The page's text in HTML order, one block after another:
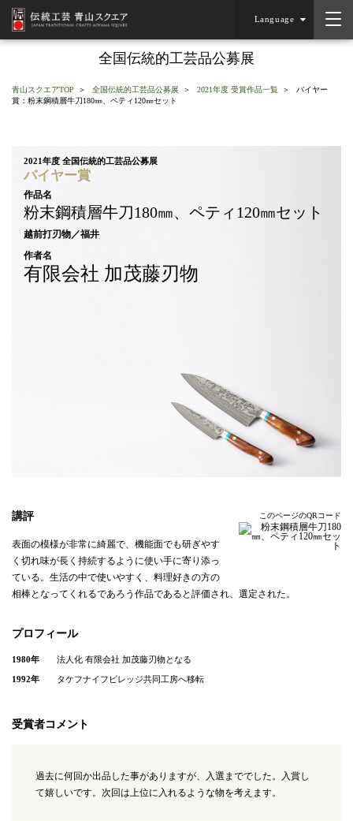
Language
全国伝統的工芸品公募展
青山スクエアTOP 全国伝統的工芸品公募展 2021年度 受賞作品一覧
バイヤー
賞：粉末鋼積層牛刀180㎜、ペティ120㎜セット
2021年度 全国伝統的工芸品公募展
バイヤー賞
作品名
粉末鋼積層牛刀180㎜、ペティ120㎜セット
越前打刃物／福井
作者名
有限会社 加茂藤刃物
このページのQRコード
講評
表面の模様が非常に綺麗で、機能面でも研ぎやす
く切れ味が長く持続するように使い手に寄り添っ
ている。生活の中で使いやすく、料理好きの方の
相棒となってくれるであろう作品であると評価され、選定された。
プロフィール
1980年 法人化 有限会社 加茂藤刃物となる
1992年 タケフナイフビレッジ共同工房へ移転
受賞者コメント
過去に何回か出品した事がありますが、入選まででした。入賞し
て嬉しいです。次回は上位に入れるような物を考えます。